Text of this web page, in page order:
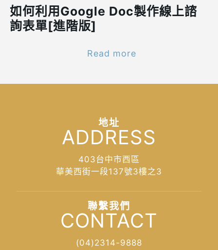
如何利用Google Doc製作線上諮
詢表單[進階版]
Read more
地址
ADDRESS
403台中市西區
華美西街一段137號3樓之3
聯繫我們
CONTACT
(04)2314-9888